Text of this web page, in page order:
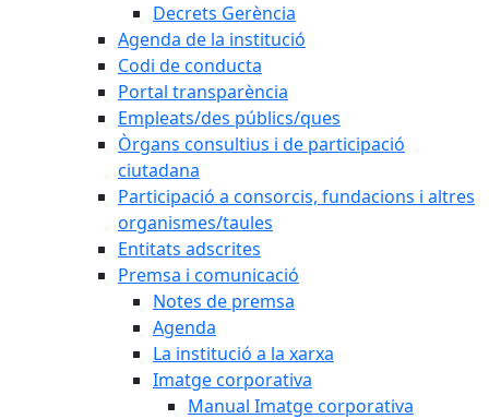
Decrets Gerència
Agenda de la institució
Codi de conducta
Portal transparència
Empleats/des públics/ques
Òrgans consultius i de participació
ciutadana
Participació a consorcis, fundacions i altres
organismes/taules
Entitats adscrites
Premsa i comunicació
Notes de premsa
Agenda
La institució a la xarxa
Imatge corporativa
Manual Imatge corporativa